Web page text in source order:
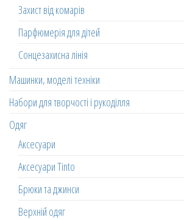
Захист від комарів
Парфюмерія для дітей
Сонцезахисна лінія
Машинки, моделі техніки
Набори для творчості і рукоділля
Одяг
Аксесуари
Аксесуари Tinto
Брюки та джинси
Верхній одяг